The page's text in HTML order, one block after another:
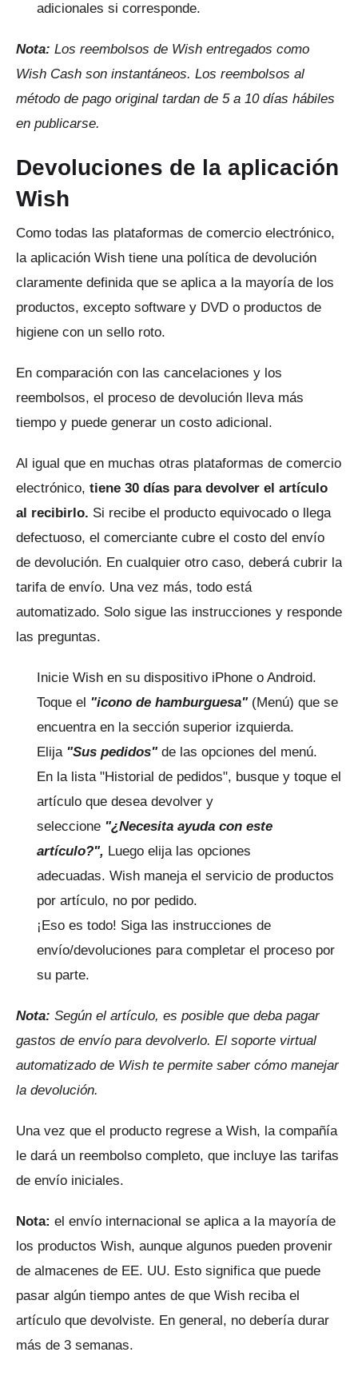
adicionales si corresponde.
Nota: Los reembolsos de Wish entregados como
Wish Cash son instantáneos. Los reembolsos al
método de pago original tardan de 5 a 10 días hábiles
en publicarse.
Devoluciones de la aplicación
Wish
Como todas las plataformas de comercio electrónico,
la aplicación Wish tiene una política de devolución
claramente definida que se aplica a la mayoría de los
productos, excepto software y DVD o productos de
higiene con un sello roto.
En comparación con las cancelaciones y los
reembolsos, el proceso de devolución lleva más
tiempo y puede generar un costo adicional.
Al igual que en muchas otras plataformas de comercio
electrónico, tiene 30 días para devolver el artículo
al recibirlo. Si recibe el producto equivocado o llega
defectuoso, el comerciante cubre el costo del envío
de devolución. En cualquier otro caso, deberá cubrir la
tarifa de envío. Una vez más, todo está
automatizado. Solo sigue las instrucciones y responde
las preguntas.
Inicie Wish en su dispositivo iPhone o Android.
Toque el "icono de hamburguesa" (Menú) que se
encuentra en la sección superior izquierda.
Elija "Sus pedidos" de las opciones del menú.
En la lista "Historial de pedidos", busque y toque el
artículo que desea devolver y
seleccione "¿Necesita ayuda con este
artículo?", Luego elija las opciones
adecuadas. Wish maneja el servicio de productos
por artículo, no por pedido.
¡Eso es todo! Siga las instrucciones de
envío/devoluciones para completar el proceso por
su parte.
Nota: Según el artículo, es posible que deba pagar
gastos de envío para devolverlo. El soporte virtual
automatizado de Wish te permite saber cómo manejar
la devolución.
Una vez que el producto regrese a Wish, la compañía
le dará un reembolso completo, que incluye las tarifas
de envío iniciales.
Nota: el envío internacional se aplica a la mayoría de
los productos Wish, aunque algunos pueden provenir
de almacenes de EE. UU. Esto significa que puede
pasar algún tiempo antes de que Wish reciba el
artículo que devolviste. En general, no debería durar
más de 3 semanas.